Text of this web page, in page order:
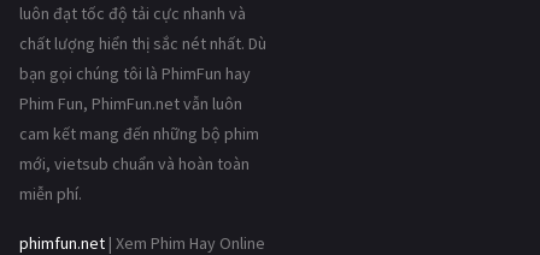
luôn đạt tốc độ tải cực nhanh và
chất lượng hiển thị sắc nét nhất. Dù
bạn gọi chúng tôi là PhimFun hay
Phim Fun, PhimFun.net vẫn luôn
cam kết mang đến những bộ phim
mới, vietsub chuẩn và hoàn toàn
miễn phí.
phimfun.net | Xem Phim Hay Online